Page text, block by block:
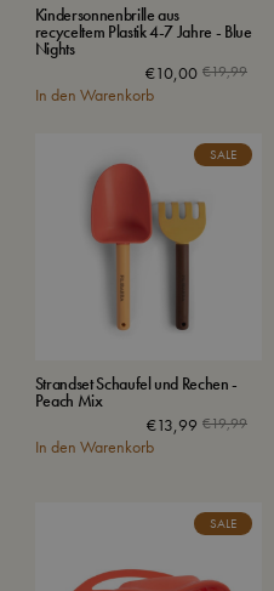
Kindersonnenbrille aus
recyceltem Plastik 4-7 Jahre - Blue
Nights
€19,99
€10,00
In den Warenkorb
SALE
Strandset Schaufel und Rechen -
Peach Mix
€19,99
€13,99
In den Warenkorb
SALE